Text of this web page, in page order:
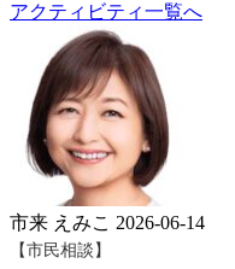
アクティビティ一覧へ
市来 えみこ 2026-06-14
【市民相談】